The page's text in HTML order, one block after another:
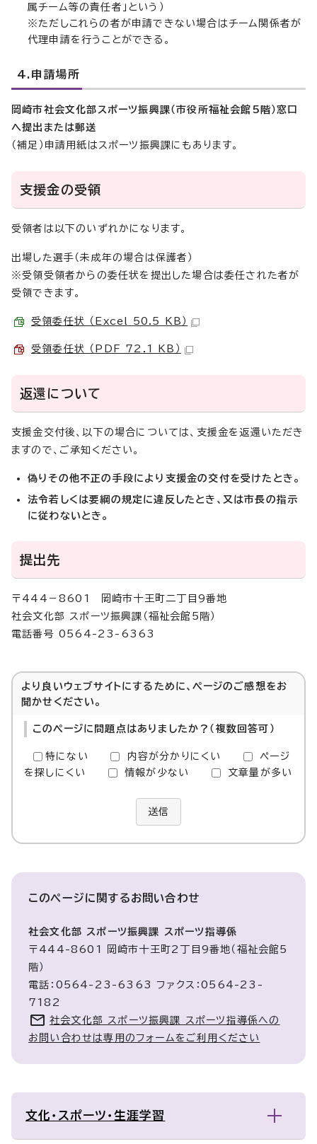
属チーム等の責任者」という）
※ただしこれらの者が申請できない場合はチーム関係者が
代理申請を行うことができる。
4.申請場所
岡崎市社会文化部スポーツ振興課（市役所福祉会館5階）窓口
へ提出または郵送
（補足）申請用紙はスポーツ振興課にもあります。
支援金の受領
受領者は以下のいずれかになります。
出場した選手（未成年の場合は保護者）
※受領受領者からの委任状を提出した場合は委任された者が
受領できます。
受領委任状 （Excel 50.5 KB）
受領委任状 （PDF 72.1 KB）
返還について
支援金交付後、以下の場合については、支援金を返還いただき
ますので、ご承知ください。
偽りその他不正の手段により支援金の交付を受けたとき。
法令若しくは要綱の規定に違反したとき、又は市長の指示
に従わないとき。
提出先
〒444－8601 岡崎市十王町二丁目9番地
社会文化部 スポーツ振興課（福祉会館5階）
電話番号 0564-23-6363
より良いウェブサイトにするために、ページのご感想をお
聞かせください。
このページに問題点はありましたか？（複数回答可）
特にない 内容が分かりにくい
ページ
を探しにくい
情報が少ない 文章量が多い
送信
このページに関するお問い合わせ
社会文化部 スポーツ振興課 スポーツ指導係
〒444-8601 岡崎市十王町2丁目9番地（福祉会館5
階）
電話：0564-23-6363 ファクス：0564-23-
7182
社会文化部 スポーツ振興課 スポーツ指導係への
お問い合わせは専用のフォームをご利用ください
文化・スポーツ・生涯学習